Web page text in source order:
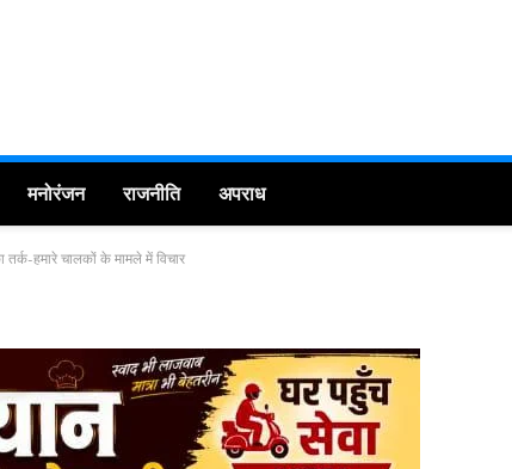
मनोरंजन राजनीति अपराध
हमारे चालकों के मामले में विचार